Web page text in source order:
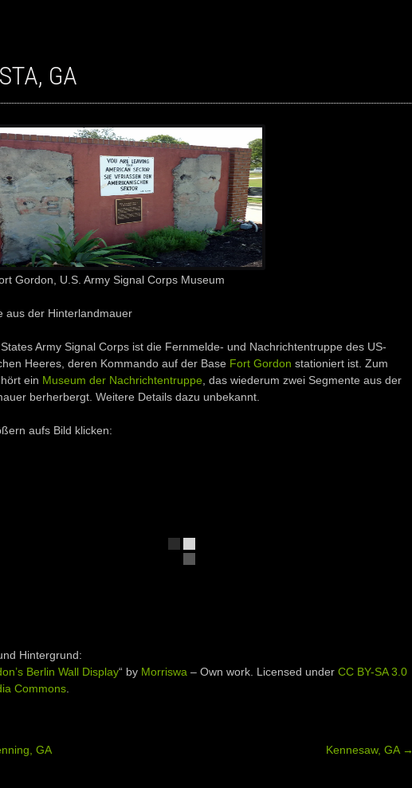
GA
Gordon, U.S. Army Signal Corps Museum
aus der Hinterlandmauer
Army Signal Corps ist die Fernmelde- und Nachrichtentruppe des US-
Heeres, deren Kommando auf der Base Fort Gordon stationiert ist. Zum
ein Museum der Nachrichtentruppe , das wiederum zwei Segmente aus der
berherbergt. Weitere Details dazu unbekannt.
aufs Bild klicken:
Hintergrund:
Berlin Wall Display“ by Morriswa – Own work. Licensed under CC BY-SA 3.0
Commons.
GA Kennesaw, GA →